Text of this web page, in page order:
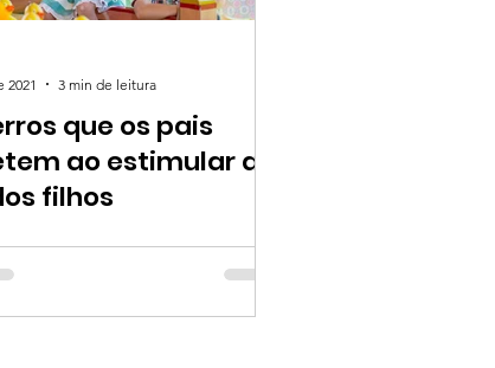
que os pais
ao estimular a
filhos
2021
3 min de leitura